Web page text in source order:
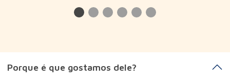
Porque é que gostamos dele?